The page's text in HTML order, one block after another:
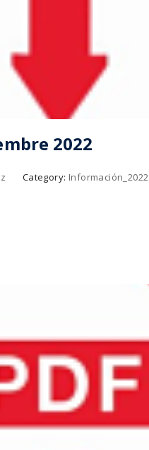
2022
Category: Información_2022